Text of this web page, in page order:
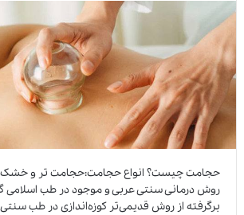
حجامت چیست؟ انواع حجامت:حجامت تر و
روش درمانی سنتی عربی و موجود در طب اسلامی
برگرفته از روش قدیمی‌تر کوزه‌اندازی در طب